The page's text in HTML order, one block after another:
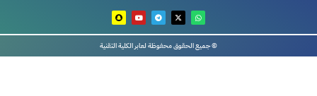
© جميع الحقوق محفوظة لعابر الكلية التقنية